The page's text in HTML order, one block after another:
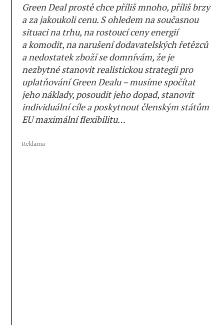
Green Deal prostě chce příliš mnoho, příliš brzy
a za jakoukoli cenu. S ohledem na současnou
situaci na trhu, na rostoucí ceny energií
a komodit, na narušení dodavatelských řetězců
a nedostatek zboží se domnívám, že je
nezbytné stanovit realistickou strategii pro
uplatňování Green Dealu – musíme spočítat
jeho náklady, posoudit jeho dopad, stanovit
individuální cíle a poskytnout členským státům
EU maximální flexibilitu…
Reklama